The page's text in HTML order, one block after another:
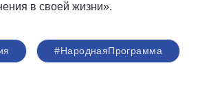
в своей жизни».
#НароднаяПрограмма